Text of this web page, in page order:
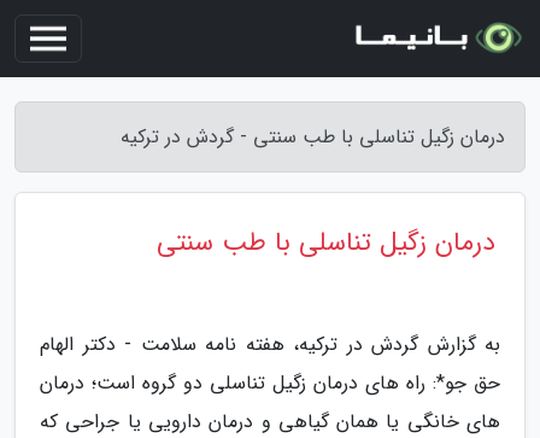
درمان زگیل تناسلی با طب سنتی - گردش در ترکیه
درمان زگیل تناسلی با طب سنتی
به گزارش گردش در ترکیه، هفته نامه سلامت - دکتر الهام
حق جو*: راه های درمان زگیل تناسلی دو گروه است؛ درمان
های خانگی یا همان گیاهی و درمان دارویی یا جراحی که